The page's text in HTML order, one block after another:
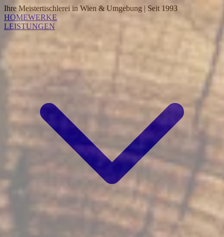
Ihre Meistertischlerei in Wien & Umgebung | Seit 1993
HOMEWERKE
LEISTUNGEN